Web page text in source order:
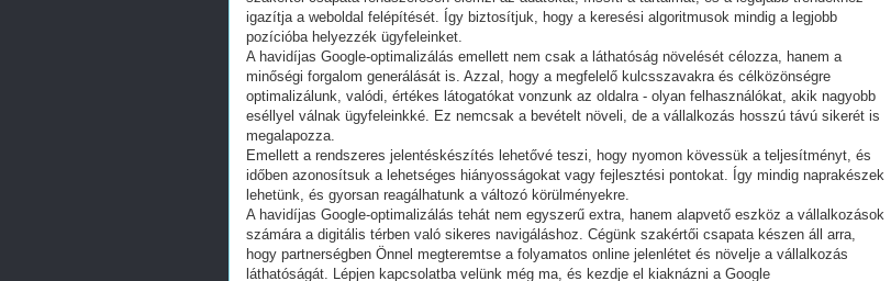
igazítja a weboldal felépítését. Így biztosítjuk, hogy a keresési algoritmusok mindig a legjobb
pozícióba helyezzék ügyfeleinket.
A havidíjas Google-optimalizálás emellett nem csak a láthatóság növelését célozza, hanem a
minőségi forgalom generálását is. Azzal, hogy a megfelelő kulcsszavakra és célközönségre
optimalizálunk, valódi, értékes látogatókat vonzunk az oldalra - olyan felhasználókat, akik nagyobb
eséllyel válnak ügyfeleinkké. Ez nemcsak a bevételt növeli, de a vállalkozás hosszú távú sikerét is
megalapozza.
Emellett a rendszeres jelentéskészítés lehetővé teszi, hogy nyomon kövessük a teljesítményt, és
időben azonosítsuk a lehetséges hiányosságokat vagy fejlesztési pontokat. Így mindig naprakészek
lehetünk, és gyorsan reagálhatunk a változó körülményekre.
A havidíjas Google-optimalizálás tehát nem egyszerű extra, hanem alapvető eszköz a vállalkozások
számára a digitális térben való sikeres navigáláshoz. Cégünk szakértői csapata készen áll arra,
hogy partnerségben Önnel megteremtse a folyamatos online jelenlétet és növelje a vállalkozás
láthatóságát. Lépjen kapcsolatba velünk még ma, és kezdje el kiaknázni a Google